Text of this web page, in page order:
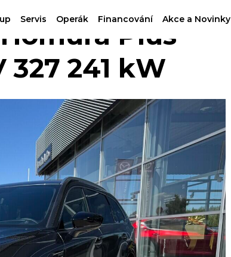
Servis Operák Financování Akce a Novinky
Plus
327 241 kW